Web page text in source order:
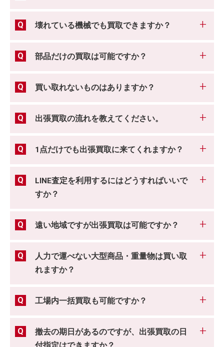
壊れている機械でも買取できますか？
部品だけの買取は可能ですか？
買い取れないものはありますか？
出張買取の流れを教えてください。
1点だけでも出張買取に来てくれますか？
LINE査定を利用するにはどうすればいいで
すか？
遠い地域ですが出張買取は可能ですか？
人力で運べない大型商品・重量物は買い取
れますか？
工場内一括買取も可能ですか？
撤去の期日があるのですが、出張買取の日